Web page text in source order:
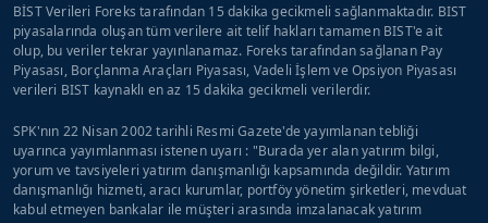
BİST Verileri Foreks tarafından 15 dakika gecikmeli sağlanmaktadır. BIST
piyasalarında oluşan tüm verilere ait telif hakları tamamen BIST'e ait
olup, bu veriler tekrar yayınlanamaz. Foreks tarafından sağlanan Pay
Piyasası, Borçlanma Araçları Piyasası, Vadeli İşlem ve Opsiyon Piyasası
verileri BIST kaynaklı en az 15 dakika gecikmeli verilerdir.
SPK'nın 22 Nisan 2002 tarihli Resmi Gazete'de yayımlanan tebliği
uyarınca yayımlanması istenen uyarı : "Burada yer alan yatırım bilgi,
yorum ve tavsiyeleri yatırım danışmanlığı kapsamında değildir. Yatırım
danışmanlığı hizmeti, aracı kurumlar, portföy yönetim şirketleri, mevduat
kabul etmeyen bankalar ile müşteri arasında imzalanacak yatırım